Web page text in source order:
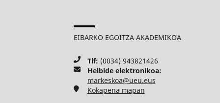
EIBARKO EGOITZA AKADEMIKOA
Tlf: (0034) 943821426
Helbide elektronikoa:
markeskoa@ueu.eus
Kokapena mapan